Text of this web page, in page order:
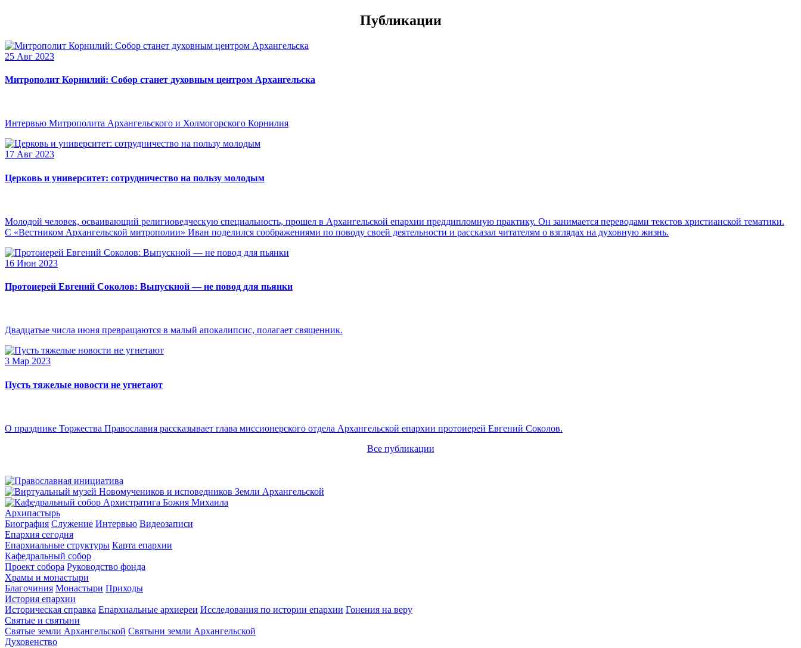
Публикации
25 Авг 2023
Митрополит Корнилий: Собор станет духовным центром Архангельска
Интервью Митрополита Архангельского и Холмогорского Корнилия
17 Авг 2023
Церковь и университет: сотрудничество на пользу молодым
Молодой человек, осваивающий религиоведческую специальность, прошел в Архангельской епархии преддипломную практику. Он занимается переводами текстов христианской тематики.
С «Вестником Архангельской митрополии» Иван поделился соображениями по поводу своей деятельности и рассказал читателям о взглядах на духовную жизнь.
16 Июн 2023
Протоиерей Евгений Соколов: Выпускной — не повод для пьянки
Двадцатые числа июня превращаются в малый апокалипсис, полагает священник.
3 Мар 2023
Пусть тяжелые новости не угнетают
О празднике Торжества Православия рассказывает глава миссионерского отдела Архангельской епархии протоиерей Евгений Соколов.
Все публикации
Архипастырь
Биография Служение Интервью Видеозаписи
Епархия сегодня
Епархиальные структуры Карта епархии
Кафедральный собор
Проект собора Руководство фонда
Храмы и монастыри
Благочиния Монастыри Приходы
История епархии
Историческая справка Епархиальные архиереи Исследования по истории епархии Гонения на веру
Святые и святыни
Святые земли Архангельской Святыни земли Архангельской
Духовенство